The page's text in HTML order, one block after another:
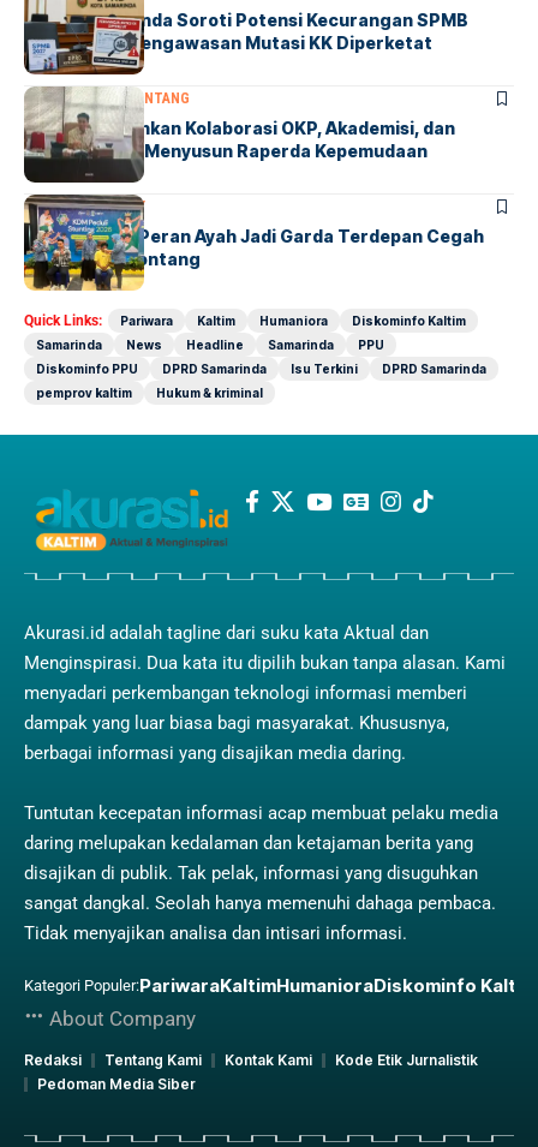
DPRD Samarinda Soroti Potensi Kecurangan SPMB
2027, Minta Pengawasan Mutasi KK Diperketat
BONTANG DPRD BONTANG
Winardi Tekankan Kolaborasi OKP, Akademisi, dan
Pemda dalam Menyusun Raperda Kepemudaan
BONTANGSOCIETY
KDM Dorong Peran Ayah Jadi Garda Terdepan Cegah
Stunting di Bontang
Quick Links: Pariwara Kaltim Humaniora
Diskominfo Kaltim
Samarinda
News Headline Samarinda
PPU
Diskominfo PPU
DPRD Samarinda Isu Terkini
DPRD Samarinda
pemprov kaltim
Hukum & kriminal
Akurasi.id adalah tagline dari suku kata Aktual dan
Menginspirasi. Dua kata itu dipilih bukan tanpa alasan. Kami
menyadari perkembangan teknologi informasi memberi
dampak yang luar biasa bagi masyarakat. Khususnya,
berbagai informasi yang disajikan media daring.
Tuntutan kecepatan informasi acap membuat pelaku media
daring melupakan kedalaman dan ketajaman berita yang
disajikan di publik. Tak pelak, informasi yang disuguhkan
sangat dangkal. Seolah hanya memenuhi dahaga pembaca.
Tidak menyajikan analisa dan intisari informasi.
Kategori Populer:PariwaraKaltimHumanioraDiskominfo Kaltim
About Company
Redaksi Tentang Kami Kontak Kami
Kode Etik Jurnalistik
Pedoman Media Siber